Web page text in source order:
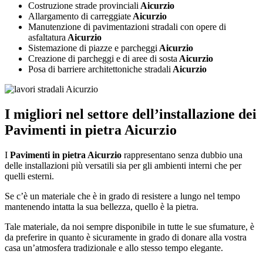
Costruzione strade provinciali Aicurzio
Allargamento di carreggiate Aicurzio
Manutenzione di pavimentazioni stradali con opere di
asfaltatura Aicurzio
Sistemazione di piazze e parcheggi Aicurzio
Creazione di parcheggi e di aree di sosta Aicurzio
Posa di barriere architettoniche stradali Aicurzio
I migliori nel settore dell’installazione dei
Pavimenti in pietra Aicurzio
I Pavimenti in pietra Aicurzio rappresentano senza dubbio una
delle installazioni più versatili sia per gli ambienti interni che per
quelli esterni.
Se c’è un materiale che è in grado di resistere a lungo nel tempo
mantenendo intatta la sua bellezza, quello è la pietra.
Tale materiale, da noi sempre disponibile in tutte le sue sfumature, è
da preferire in quanto è sicuramente in grado di donare alla vostra
casa un’atmosfera tradizionale e allo stesso tempo elegante.